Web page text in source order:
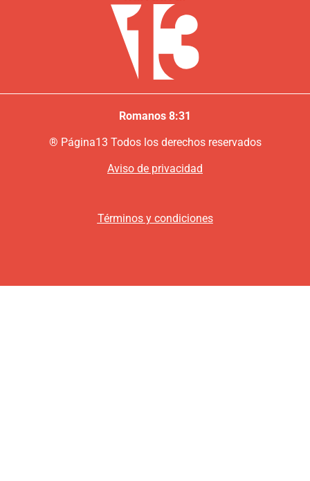
Romanos 8:31
® Página13 Todos los derechos reservados
Aviso de privacidad
Términos y condiciones